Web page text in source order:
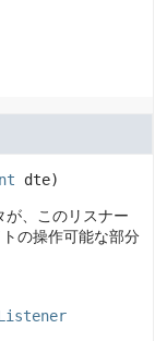
dte)
が、このリスナー
の操作可能な部分